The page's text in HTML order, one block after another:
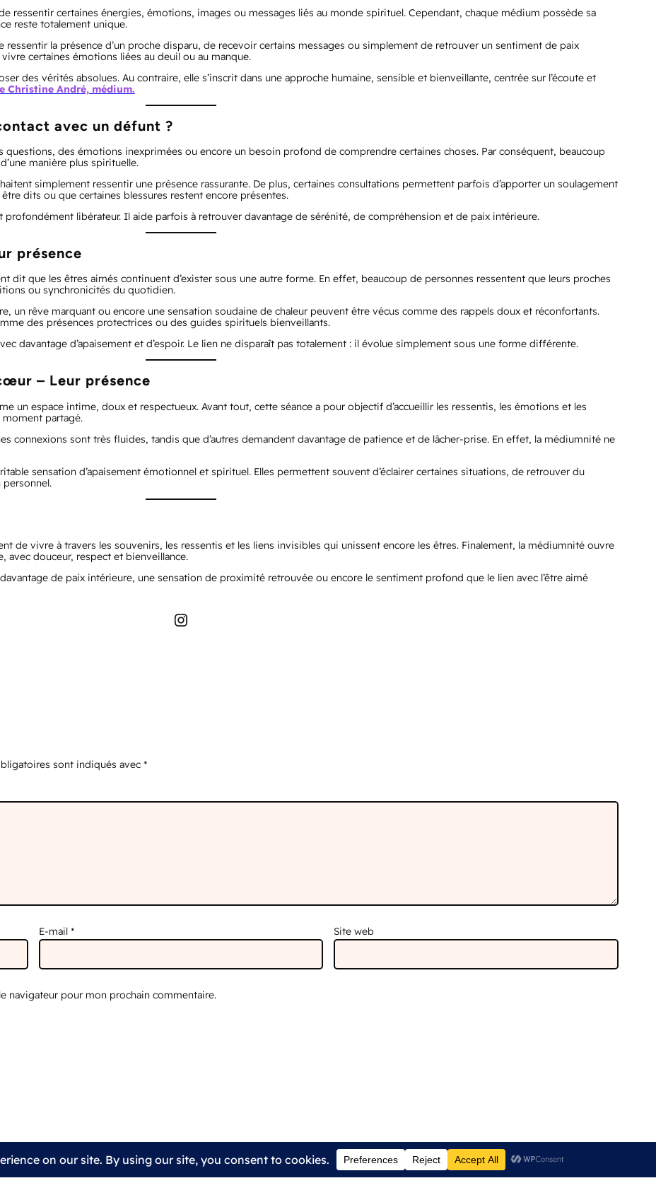
ressentir certaines énergies, émotions, images ou messages liés au monde spirituel. Cependant, chaque médium possède sa
reste totalement unique.
la présence d’un proche disparu, de recevoir certains messages ou simplement de retrouver un sentiment de paix
certaines émotions liées au deuil ou au manque.
des vérités absolues. Au contraire, elle s’inscrit dans une approche humaine, sensible et bienveillante, centrée sur l’écoute et
Christine André, médium.
avec un défunt ?
des émotions inexprimées ou encore un besoin profond de comprendre certaines choses. Par conséquent, beaucoup
manière plus spirituelle.
simplement ressentir une présence rassurante. De plus, certaines consultations permettent parfois d’apporter un soulagement
dits ou que certaines blessures restent encore présentes.
libérateur. Il aide parfois à retrouver davantage de sérénité, de compréhension et de paix intérieure.
présence
dit que les êtres aimés continuent d’exister sous une autre forme. En effet, beaucoup de personnes ressentent que leurs proches
ou synchronicités du quotidien.
un rêve marquant ou encore une sensation soudaine de chaleur peuvent être vécus comme des rappels doux et réconfortants.
des présences protectrices ou des guides spirituels bienveillants.
davantage d’apaisement et d’espoir. Le lien ne disparaît pas totalement : il évolue simplement sous une forme différente.
– Leur présence
un espace intime, doux et respectueux. Avant tout, cette séance a pour objectif d’accueillir les ressentis, les émotions et les
partagé.
connexions sont très fluides, tandis que d’autres demandent davantage de patience et de lâcher-prise. En effet, la médiumnité ne
sensation d’apaisement émotionnel et spirituel. Elles permettent souvent d’éclairer certaines situations, de retrouver du
de vivre à travers les souvenirs, les ressentis et les liens invisibles qui unissent encore les êtres. Finalement, la médiumnité ouvre
douceur, respect et bienveillance.
de paix intérieure, une sensation de proximité retrouvée ou encore le sentiment profond que le lien avec l’être aimé
Instagram
sont indiqués avec *
E-mail * Site web
navigateur pour mon prochain commentaire.
Tous droits réservés®